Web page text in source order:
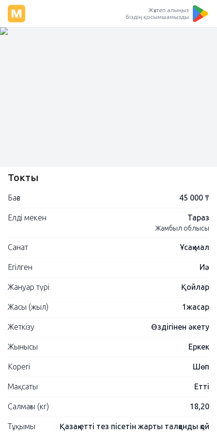
Жүктеп алыңыз
біздің қосымшамызды
Токты
Баға 45 000 ₸
Елді мекен Тараз
Жамбыл облысы
Санат Ұсақ мал
Егілген Иә
Жануар түрі Қойлар
Жасы (жыл) 1жасар
Жеткізу Өздігінен әкету
Жынысы Еркек
Корегі Шөп
Мақсаты Етті
Салмағы (кг) 18,20
Тұқымы Қазақ етті тез пісетін жарты талқанды қой